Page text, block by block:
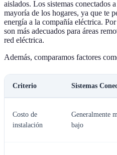
aislados. Los sistemas conectados
mayoría de los hogares, ya que te
energía a la compañía eléctrica.
son más adecuados para áreas
red eléctrica.
Además, comparamos factores
Criterio Sistemas
Costo de
instalación
Generalmente
bajo